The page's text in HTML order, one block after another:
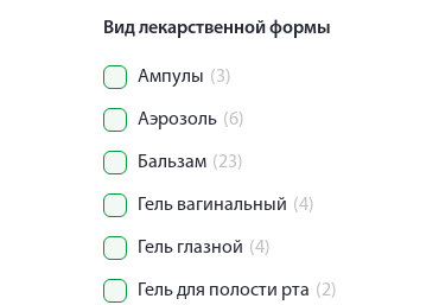
Вид лекарственной формы
Ампулы (3)
Аэрозоль (6)
Бальзам (23)
Гель вагинальный (4)
Гель глазной (4)
Гель для полости рта (2)